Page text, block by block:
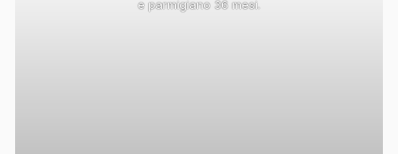
e parmigiano 36 mesi.